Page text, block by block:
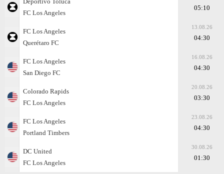
FC Los Angeles
05:10
FC Los Angeles
Querétaro FC
13.08.26
04:30
FC Los Angeles
San Diego FC
16.08.26
04:30
Colorado Rapids
FC Los Angeles
20.08.26
03:30
FC Los Angeles
Portland Timbers
23.08.26
04:30
DC United
FC Los Angeles
30.08.26
01:30